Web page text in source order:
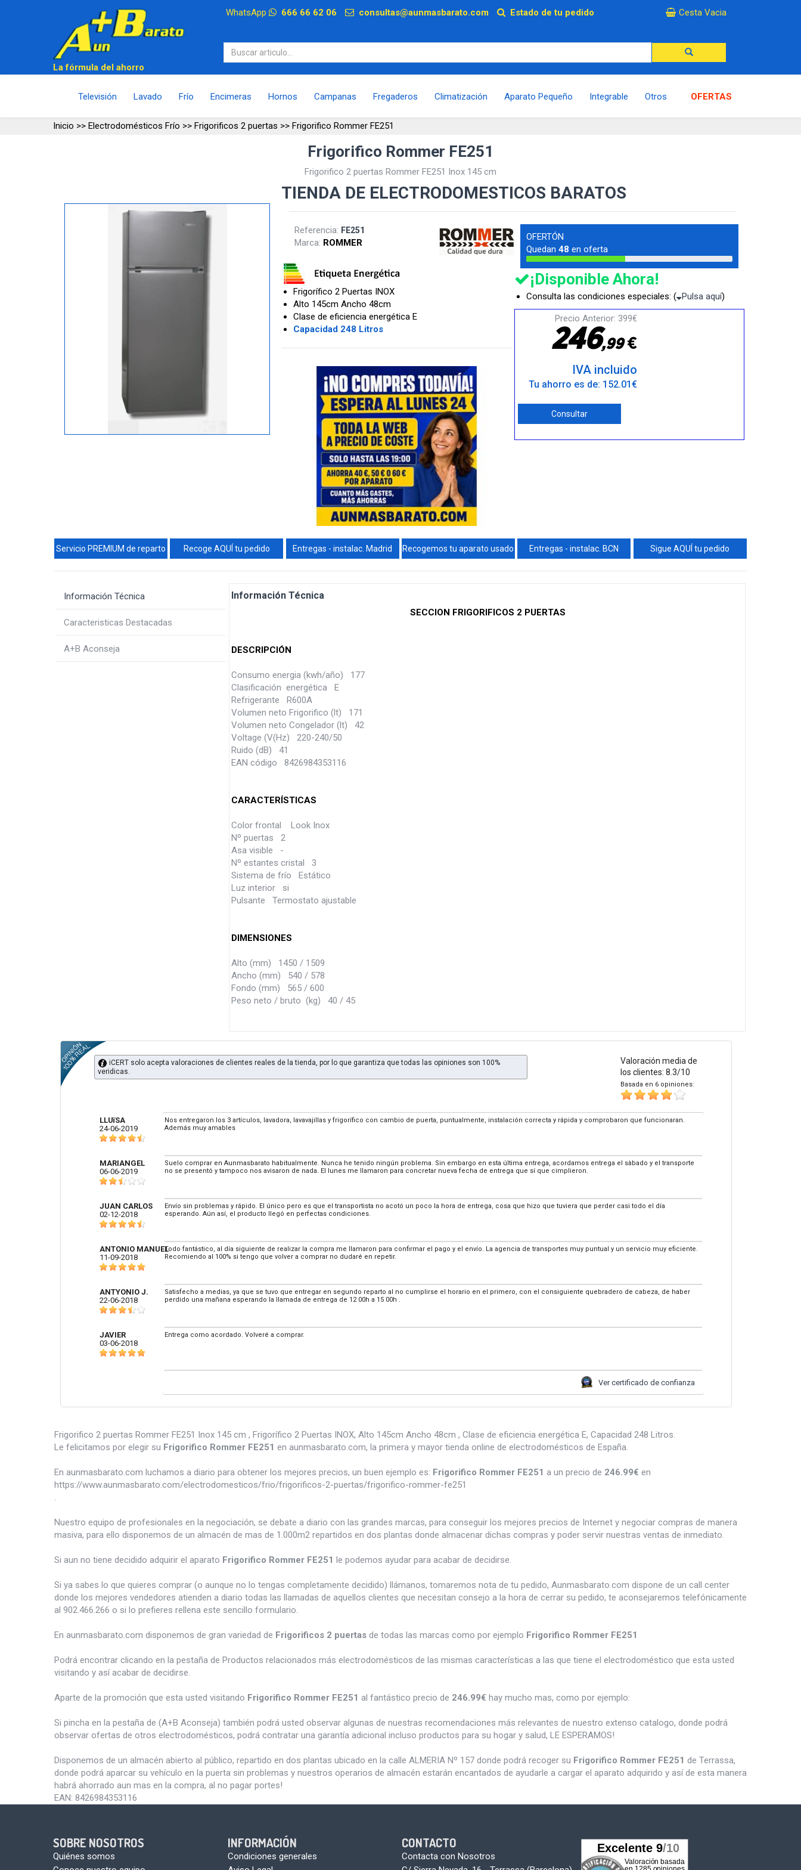
WhatsApp 666 66 62 06 consultas@aunmasbarato.com Estado de tu pedido Cesta Vacia
La fórmula del ahorro
Televisión Lavado Frío Encimeras Hornos Campanas Fregaderos Climatización Aparato Pequeño Integrable Otros OFERTAS
Inicio >> Electrodomésticos Frío >> Frigorificos 2 puertas >> Frigorifico Rommer FE251
Frigorifico Rommer FE251
Frigorifico 2 puertas Rommer FE251 Inox 145 cm
TIENDA DE ELECTRODOMESTICOS BARATOS
Referencia: FE251
Marca: ROMMER
Frigorífico 2 Puertas INOX
Alto 145cm Ancho 48cm
Clase de eficiencia energética E
Capacidad 248 Litros
OFERTÓN
Quedan 48 en oferta
¡Disponible Ahora!
Consulta las condiciones especiales: ( Pulsa aquí)
Precio Anterior: 399€
246,99€
IVA incluido
Tu ahorro es de: 152.01€
Consultar
Servicio PREMIUM de reparto Recoge AQUÍ tu pedido Entregas - instalac. Madrid Recogemos tu aparato usado Entregas - instalac. BCN Sigue AQUÍ tu pedido
Información Técnica
Caracteristicas Destacadas
A+B Aconseja
Información Técnica
SECCION FRIGORIFICOS 2 PUERTAS
DESCRIPCIÓN
Consumo energia (kwh/año) 177
Clasificación energética E
Refrigerante R600A
Volumen neto Frigorifico (lt) 171
Volumen neto Congelador (lt) 42
Voltage (V(Hz) 220-240/50
Ruido (dB) 41
EAN código 8426984353116
CARACTERÍSTICAS
Color frontal Look Inox
Nº puertas 2
Asa visible -
Nº estantes cristal 3
Sistema de frío Estático
Luz interior si
Pulsante Termostato ajustable
DIMENSIONES
Alto (mm) 1450 / 1509
Ancho (mm) 540 / 578
Fondo (mm) 565 / 600
Peso neto / bruto (kg) 40 / 45
Valoración media de
los clientes: 8.3/10
Basada en 6 opiniones:
iCERT solo acepta valoraciones de clientes reales de la tienda, por lo que garantiza que todas las opiniones son 100%
veridicas.
LLUïSA
24-06-2019
Nos entregaron los 3 artículos, lavadora, lavavajillas y frigorífico con cambio de puerta, puntualmente, instalación correcta y rápida y comprobaron que funcionaran.
Además muy amables
MARIANGEL
06-06-2019
Suelo comprar en Aunmasbarato habitualmente. Nunca he tenido ningún problema. Sin embargo en esta última entrega, acordamos entrega el sàbado y el transporte
no se presentó y tampoco nos avisaron de nada. El lunes me llamaron para concretar nueva fecha de entrega que sí que cimplieron.
JUAN CARLOS
02-12-2018
Envío sin problemas y rápido. El único pero es que el transportista no acotó un poco la hora de entrega, cosa que hizo que tuviera que perder casi todo el día
esperando. Aún así, el producto llegó en perfectas condiciones.
ANTONIO MANUEL
11-09-2018
Todo fantástico, al día siguiente de realizar la compra me llamaron para confirmar el pago y el envío. La agencia de transportes muy puntual y un servicio muy eficiente.
Recomiendo al 100% si tengo que volver a comprar no dudaré en repetir.
ANTYONIO J.
22-06-2018
Satisfecho a medias, ya que se tuvo que entregar en segundo reparto al no cumplirse el horario en el primero, con el consiguiente quebradero de cabeza, de haber
perdido una mañana esperando la llamada de entrega de 12 00h a 15 00h .
JAVIER
03-06-2018
Entrega como acordado. Volveré a comprar.
Ver certificado de confianza
Frigorifico 2 puertas Rommer FE251 Inox 145 cm , Frigorífico 2 Puertas INOX, Alto 145cm Ancho 48cm , Clase de eficiencia energética E, Capacidad 248 Litros.
Le felicitamos por elegir su Frigorifico Rommer FE251 en aunmasbarato.com, la primera y mayor tienda online de electrodomésticos de España.
En aunmasbarato.com luchamos a diario para obtener los mejores precios, un buen ejemplo es: Frigorifico Rommer FE251 a un precio de 246.99€ en
https://www.aunmasbarato.com/electrodomesticos/frio/frigorificos-2-puertas/frigorifico-rommer-fe251
.
Nuestro equipo de profesionales en la negociación, se debate a diario con las grandes marcas, para conseguir los mejores precios de Internet y negociar compras de manera
masiva, para ello disponemos de un almacén de mas de 1.000m2 repartidos en dos plantas donde almacenar dichas compras y poder servir nuestras ventas de inmediato.
Si aun no tiene decidido adquirir el aparato Frigorifico Rommer FE251 le podemos ayudar para acabar de decidirse.
Si ya sabes lo que quieres comprar (o aunque no lo tengas completamente decidido) llámanos, tomaremos nota de tu pedido, Aunmasbarato.com dispone de un call center
donde los mejores vendedores atienden a diario todas las llamadas de aquellos clientes que necesitan consejo a la hora de cerrar su pedido, te aconsejaremos telefónicamente
al 902.466.266 o si lo prefieres rellena este sencillo formulario.
En aunmasbarato.com disponemos de gran variedad de Frigorificos 2 puertas de todas las marcas como por ejemplo Frigorifico Rommer FE251
Podrá encontrar clicando en la pestaña de Productos relacionados más electrodomésticos de las mismas características a las que tiene el electrodoméstico que esta usted
visitando y así acabar de decidirse.
Aparte de la promoción que esta usted visitando Frigorifico Rommer FE251 al fantástico precio de 246.99€ hay mucho mas, como por ejemplo:
Si pincha en la pestaña de (A+B Aconseja) también podrá usted observar algunas de nuestras recomendaciones más relevantes de nuestro extenso catalogo, donde podrá
observar ofertas de otros electrodomésticos, podrá contratar una garantía adicional incluso productos para su hogar y salud, LE ESPERAMOS!
Disponemos de un almacén abierto al público, repartido en dos plantas ubicado en la calle ALMERIA Nº 157 donde podrá recoger su Frigorifico Rommer FE251 de Terrassa,
donde podrá aparcar su vehículo en la puerta sin problemas y nuestros operarios de almacén estarán encantados de ayudarle a cargar el aparato adquirido y así de esta manera
habrá ahorrado aun mas en la compra, al no pagar portes!
EAN: 8426984353116
SOBRE NOSOTROS
Quiénes somos
INFORMACIÓN
Condiciones generales
CONTACTO
Contacta con Nosotros